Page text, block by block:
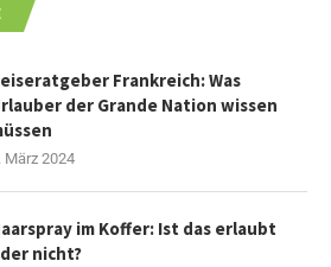
Frankreich: Was
der Grande Nation wissen
März 2024
im Koffer: Ist das erlaubt
nicht?